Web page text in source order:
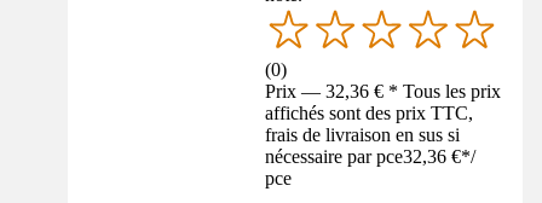
(0)
Prix — 32,36 € * Tous les prix
affichés sont des prix TTC,
frais de livraison en sus si
nécessaire par pce32,36 €*/
pce